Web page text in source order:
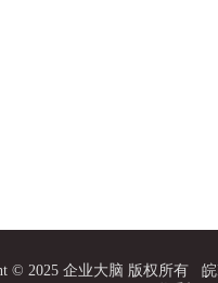
© 2025 企业大脑 版权所有